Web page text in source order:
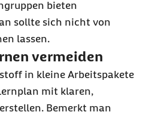
bieten
sollte sich nicht von
lassen.
vermeiden
in kleine Arbeitspakete
mit klaren,
Bemerkt man